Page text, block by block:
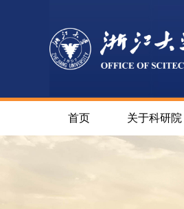
首页 关于科研院